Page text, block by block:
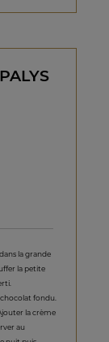
la grande
la petite
fondu.
la crème
au